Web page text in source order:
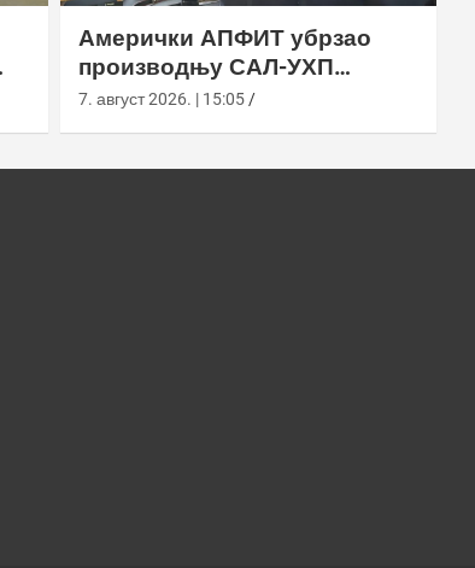
Амерички АПФИТ убрзао
производњу САЛ-УХП
ласера за УССОЦОМ
7. август 2026. | 15:05